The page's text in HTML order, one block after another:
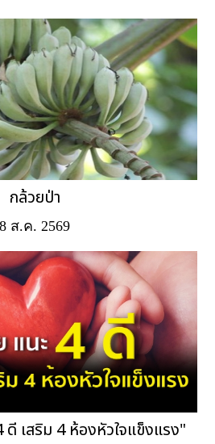
กล้วยป่า
8 ส.ค. 2569
เสริม 4 ห้องหัวใจแข็งแรง"